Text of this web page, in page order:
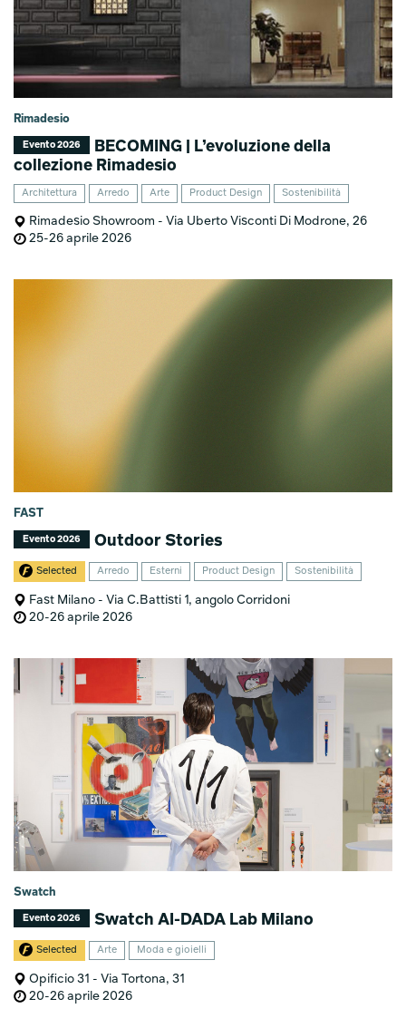
Rimadesio
Evento 2026
BECOMING | L’evoluzione della
collezione Rimadesio
Architettura Arredo Arte Product Design Sostenibilità
Rimadesio Showroom - Via Uberto Visconti Di Modrone, 26
25-26 aprile 2026
FAST
Evento 2026 Outdoor Stories
Selected Arredo Esterni Product Design Sostenibilità
Fast Milano - Via C.Battisti 1, angolo Corridoni
20-26 aprile 2026
Swatch
Evento 2026 Swatch AI-DADA Lab Milano
Selected Arte Moda e gioielli
Opificio 31 - Via Tortona, 31
20-26 aprile 2026